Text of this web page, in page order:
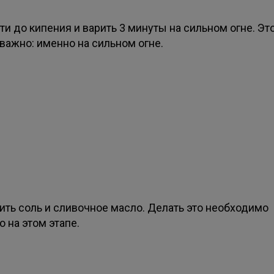
до кипения и варить 3 минуты на сильном огне.
именно на сильном огне.
соль и сливочное масло. Делать это необходимо
на этом этапе.